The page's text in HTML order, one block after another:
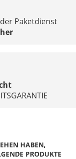
Paketdienst
HABEN,
PRODUKTE